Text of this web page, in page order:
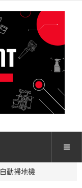
自動掃地機